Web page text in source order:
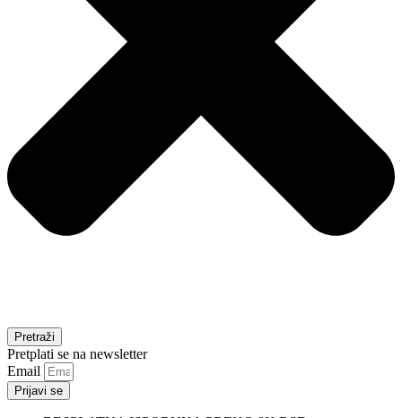
Pretraži
Pretplati se na newsletter
Email
Prijavi se